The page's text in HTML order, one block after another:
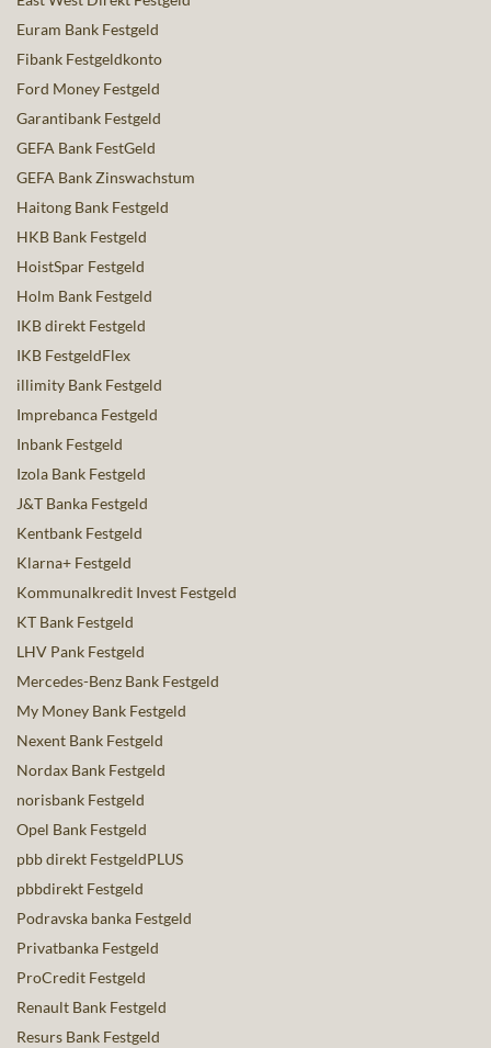
Euram Bank Festgeld
Fibank Festgeldkonto
Ford Money Festgeld
Garantibank Festgeld
GEFA Bank FestGeld
GEFA Bank Zinswachstum
Haitong Bank Festgeld
HKB Bank Festgeld
HoistSpar Festgeld
Holm Bank Festgeld
IKB direkt Festgeld
IKB FestgeldFlex
illimity Bank Festgeld
Imprebanca Festgeld
Inbank Festgeld
Izola Bank Festgeld
J&T Banka Festgeld
Kentbank Festgeld
Klarna+ Festgeld
Kommunalkredit Invest Festgeld
KT Bank Festgeld
LHV Pank Festgeld
Mercedes-Benz Bank Festgeld
My Money Bank Festgeld
Nexent Bank Festgeld
Nordax Bank Festgeld
norisbank Festgeld
Opel Bank Festgeld
pbb direkt FestgeldPLUS
pbbdirekt Festgeld
Podravska banka Festgeld
Privatbanka Festgeld
ProCredit Festgeld
Renault Bank Festgeld
Resurs Bank Festgeld